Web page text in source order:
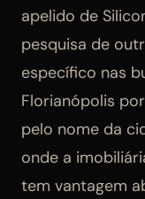
apelido de
pesquisa de
específico nas
Florianópolis
pelo nome da
onde a
tem vantagem